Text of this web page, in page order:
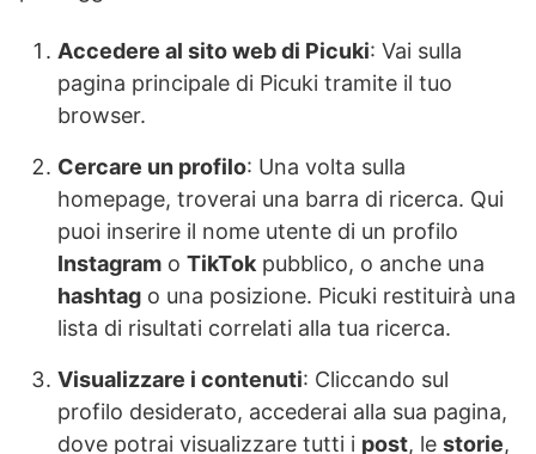
Accedere al sito web di Picuki: Vai sulla
pagina principale di Picuki tramite il tuo
browser.
Cercare un profilo: Una volta sulla
homepage, troverai una barra di ricerca. Qui
puoi inserire il nome utente di un profilo
Instagram o TikTokpubblico, o anche una
hashtag o una posizione. Picuki restituirà una
lista di risultati correlati alla tua ricerca.
Visualizzare i contenuti: Cliccando sul
profilo desiderato, accederai alla sua pagina,
dove potrai visualizzare tutti i post, le storie,